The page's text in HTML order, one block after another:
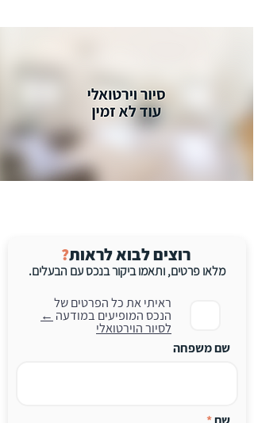
רוצים לבוא לראות?
מלאו פרטים, ותאמוביקורבנכס עם הבעלים.
ראיתי את כל הפרטים של
הנכס המופיעים במודעה ←
לסיור הוירטואלי
שם משפחה